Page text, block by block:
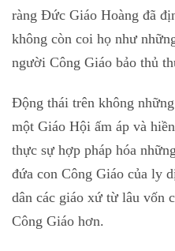
ràng Đức Giáo Hoàng đã
không còn coi họ như
người Công Giáo bảo thủ
Động thái trên không
một Giáo Hội ấm áp và
thực sự hợp pháp hóa
đứa con Công Giáo của ly
dân các giáo xứ từ lâu vốn
Công Giáo hơn.